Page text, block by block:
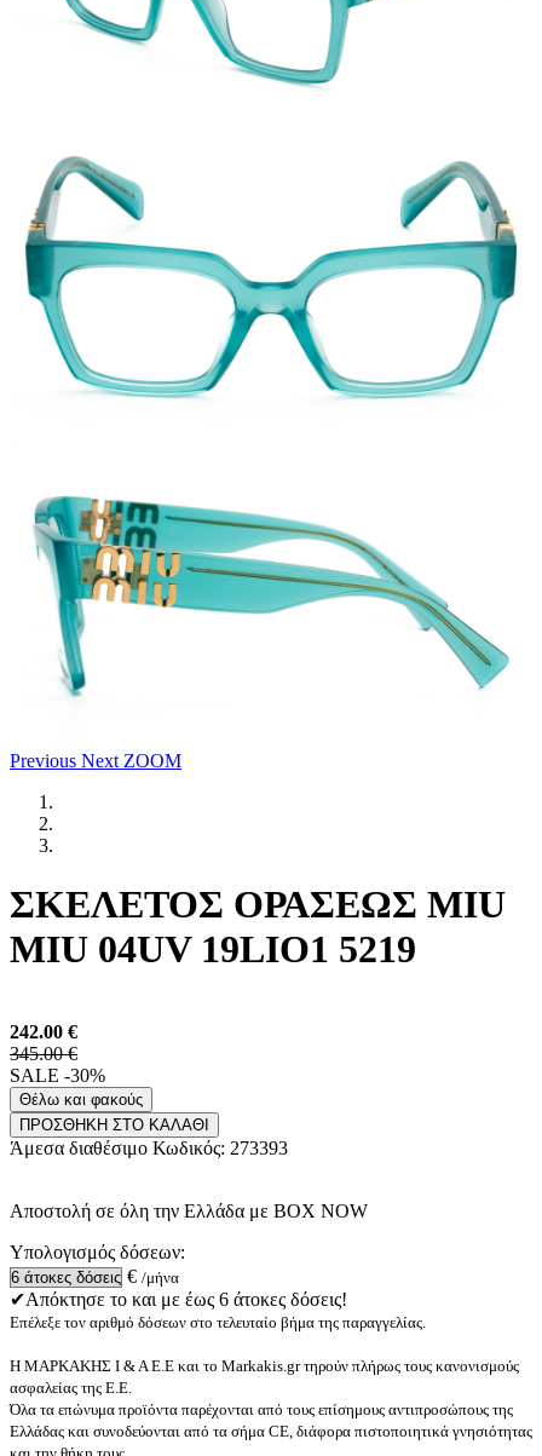
Previous Next ZOOM
ΣΚΕΛΕΤΟΣ ΟΡΑΣΕΩΣ MIU
MIU 04UV 19LIO1 5219
242.00 €
345.00 €
SALE -30%
Θέλω και φακούς
ΠΡΟΣΘΗΚΗ ΣΤΟ ΚΑΛΑΘΙ
Άμεσα διαθέσιμο Κωδικός: 273393
Αποστολή σε όλη την Ελλάδα με BOX NOW
Υπολογισμός δόσεων:
€ /μήνα
✔Απόκτησε το και με έως 6 άτοκες δόσεις!
Επέλεξε τον αριθμό δόσεων στο τελευταίο βήμα της παραγγελίας.
Η ΜΑΡΚΑΚΗΣ Ι & Α Ε.Ε και το Markakis.gr τηρούν πλήρως τους κανονισμούς
ασφαλείας της Ε.Ε.
Όλα τα επώνυμα προϊόντα παρέχονται από τους επίσημους αντιπροσώπους της
Ελλάδας και συνοδεύονται από τα σήμα CE, διάφορα πιστοποιητικά γνησιότητας